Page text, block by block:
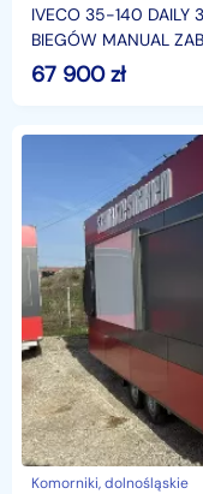
IVECO 35-140 DAILY
BIEGÓW MANUAL
NISKOPODŁOGOWY
KLIMATYZACJA DMC:
67 900zł
Komorniki, dolnośląskie